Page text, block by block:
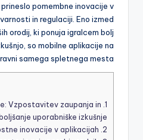
pomembne inovacije v
in regulaciji. Eno izmed
orodij, ki ponuja igralcem bolj
so mobilne aplikacije na
ravni samega spletnega mesta.
1.
Vzpostavitev zaupanja in
uporabniške izkušnje
2.